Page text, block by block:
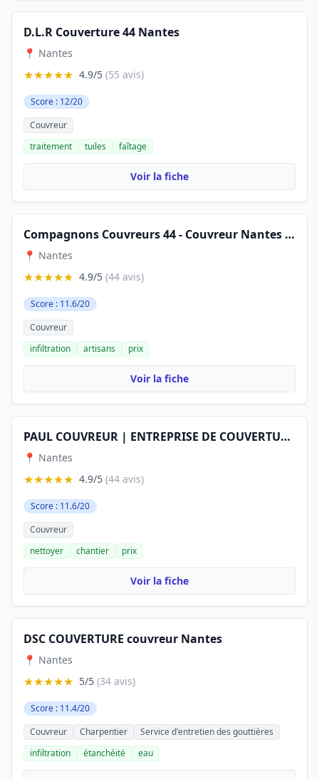
D.L.R Couverture 44 Nantes
📍 Nantes
★★★★★ 4.9/5 (55 avis)
Score : 12/20
Couvreur
traitement
tuiles faîtage
Voir la fiche
Compagnons Couvreurs 44 - Couvreur Nantes - Réparation toiture - Nettoyage gouttières-devis et déplacement gratuite
📍 Nantes
★★★★★ 4.9/5 (44 avis)
Score : 11.6/20
Couvreur
infiltration
artisans prix
Voir la fiche
PAUL COUVREUR | ENTREPRISE DE COUVERTURE ZINGUEUR A NANTES 44 DEMOUSSAGE RAVALEMENT PEINTURE TOITURE PONT ST MARTIN REZE
📍 Nantes
★★★★★ 4.9/5 (44 avis)
Score : 11.6/20
Couvreur
nettoyer
chantier prix
Voir la fiche
DSC COUVERTURE couvreur Nantes
📍 Nantes
★★★★★ 5/5 (34 avis)
Score : 11.4/20
Couvreur
Charpentier
Service d'entretien des gouttières
infiltration
étanchéité eau